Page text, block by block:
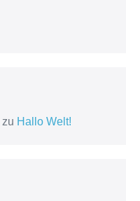
zu Hallo Welt!